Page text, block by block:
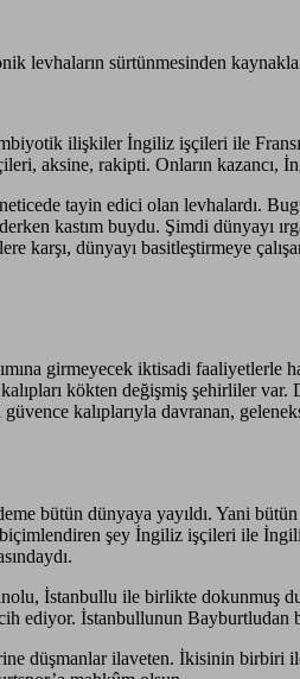
levhaların sürtünmesinden
ilişkiler İngiliz işçileri ile
aksine, rakipti. Onların kazancı,
tayin edici olan levhalardı.
kastım buydu. Şimdi dünyayı
dünyayı basitleştirmeye
girmeyecek iktisadi faaliyetlerle
kökten değişmiş şehirliler var.
kalıplarıyla davranan,
bütün dünyaya yayıldı. Yani
şey İngiliz işçileri ile
İstanbullu ile birlikte dokunmuş
ediyor. İstanbullunun Bayburtludan
düşmanlar ilaveten. İkisinin birbiri